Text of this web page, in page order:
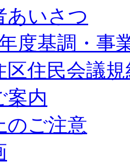
あいさつ
度基調・事
区住民会議規
案内
のご注意